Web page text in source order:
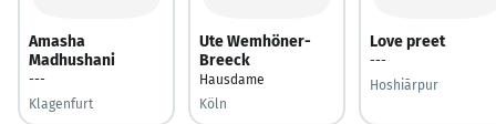
Amasha
Madhushani
---
Klagenfurt
Ute Wemhöner-
Breeck
Hausdame
Köln
Love preet
---
Hoshiārpur